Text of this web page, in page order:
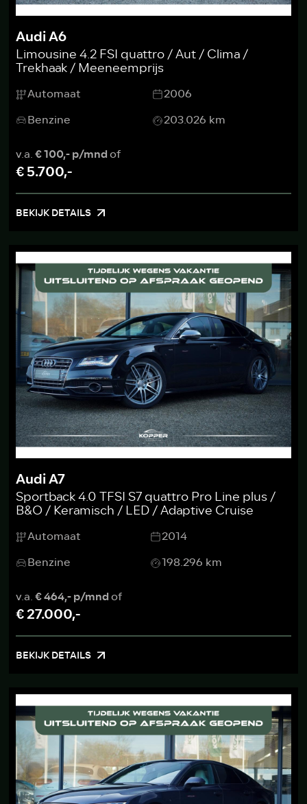
Audi A6
Limousine 4.2 FSI quattro / Aut / Clima /
Trekhaak / Meeneemprijs
Automaat
2006
Benzine
203.026 km
v.a.€ 100,- p/mndof
€ 5.700,-
BEKIJK DETAILS
Audi A7
Sportback 4.0 TFSI S7 quattro Pro Line plus /
B&O / Keramisch / LED / Adaptive Cruise
Automaat
2014
Benzine
198.296 km
v.a.€ 464,- p/mndof
€ 27.000,-
BEKIJK DETAILS